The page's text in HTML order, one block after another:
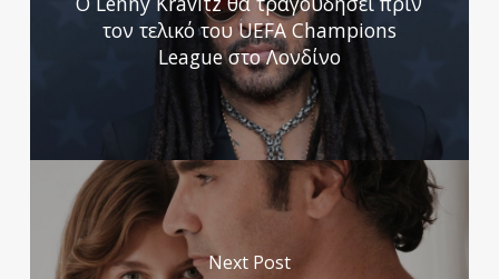
τον τελικό του UEFA Champions
League στο Λονδίνο
Next Post